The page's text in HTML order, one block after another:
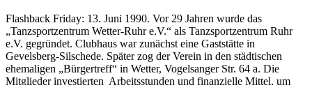
Flashback Friday: 13. Juni 1990. Vor 29 Jahren wurde das
„Tanzsportzentrum Wetter-Ruhr e.V.“ als Tanzsportzentrum Ruhr
e.V. gegründet. Clubhaus war zunächst eine Gaststätte in
Gevelsberg-Silschede. Später zog der Verein in den städtischen
ehemaligen „Bürgertreff“ in Wetter, Vogelsanger Str. 64 a. Die
Mitglieder investierten Arbeitsstunden und finanzielle Mittel, um